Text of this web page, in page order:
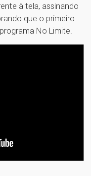
à tela, assinando
que o primeiro
No Limite.